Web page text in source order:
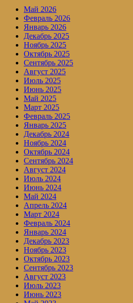
Май 2026
Февраль 2026
Январь 2026
Декабрь 2025
Ноябрь 2025
Октябрь 2025
Сентябрь 2025
Август 2025
Июль 2025
Июнь 2025
Май 2025
Март 2025
Февраль 2025
Январь 2025
Декабрь 2024
Ноябрь 2024
Октябрь 2024
Сентябрь 2024
Август 2024
Июль 2024
Июнь 2024
Май 2024
Апрель 2024
Март 2024
Февраль 2024
Январь 2024
Декабрь 2023
Ноябрь 2023
Октябрь 2023
Сентябрь 2023
Август 2023
Июль 2023
Июнь 2023